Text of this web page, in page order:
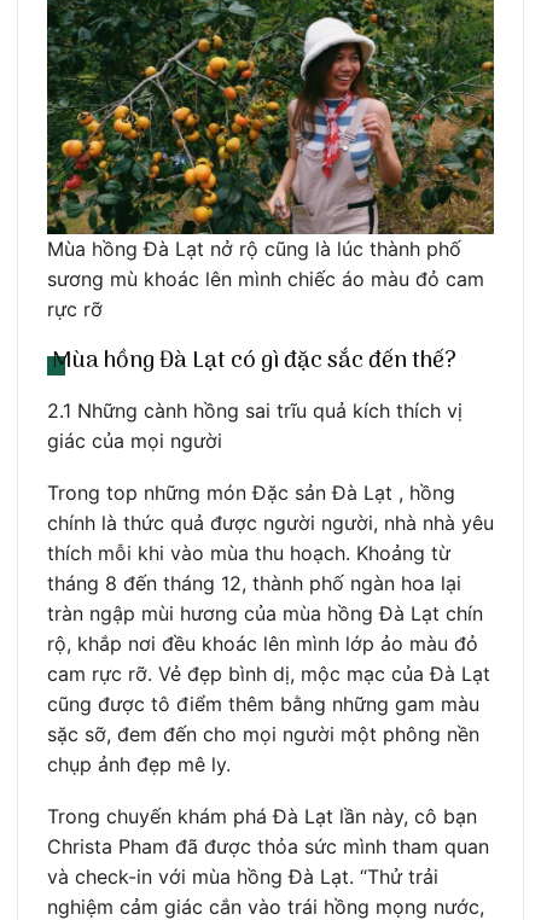
Mùa hồng Đà Lạt nở rộ cũng là lúc thành phố
sương mù khoác lên mình chiếc áo màu đỏ cam
rực rỡ
Mùa hồng Đà Lạt có gì đặc sắc đến thế?
2.1 Những cành hồng sai trĩu quả kích thích vị
giác của mọi người
Trong top những món Đặc sản Đà Lạt , hồng
chính là thức quả được người người, nhà nhà yêu
thích mỗi khi vào mùa thu hoạch. Khoảng từ
tháng 8 đến tháng 12, thành phố ngàn hoa lại
tràn ngập mùi hương của mùa hồng Đà Lạt chín
rộ, khắp nơi đều khoác lên mình lớp ảo màu đỏ
cam rực rỡ. Vẻ đẹp bình dị, mộc mạc của Đà Lạt
cũng được tô điểm thêm bằng những gam màu
sặc sỡ, đem đến cho mọi người một phông nền
chụp ảnh đẹp mê ly.
Trong chuyến khám phá Đà Lạt lần này, cô bạn
Christa Pham đã được thỏa sức mình tham quan
và check-in với mùa hồng Đà Lạt. “Thử trải
nghiệm cảm giác cắn vào trái hồng mọng nước,